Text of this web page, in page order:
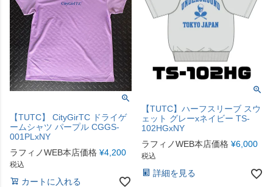
【TUTC】 CityGirTC ドライゲ
ームシャツ パープル CGGS-
001PLxNY
ラフィノWEB本店価格 ¥4,200
税込
カートに入れる
【TUTC】ハーフスリーブ スウ
ェット グレーxネイビー TS-
102HGxNY
ラフィノWEB本店価格 ¥6,000
税込
詳細を見る